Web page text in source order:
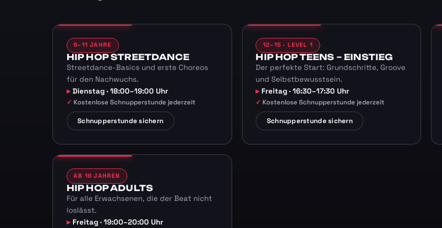
9–11 JAHRE
HIP HOP STREETDANCE
Streetdance-Basics und erste Choreos
für den Nachwuchs.
Dienstag · 18:00–19:00 Uhr
Kostenlose Schnupperstunde jederzeit
Schnupperstunde sichern
12–15 · LEVEL 1
HIP HOP TEENS – EINSTIEG
Der perfekte Start: Grundschritte, Groove
und Selbstbewusstsein.
Freitag · 16:30–17:30 Uhr
Kostenlose Schnupperstunde jederzeit
Schnupperstunde sichern
AB 16 JAHREN
HIP HOP ADULTS
Für alle Erwachsenen, die der Beat nicht
loslässt.
Freitag · 19:00–20:00 Uhr